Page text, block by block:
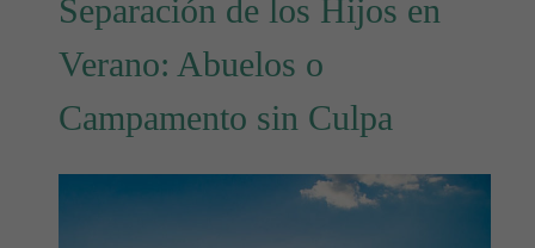
Separación de los Hijos en
Verano: Abuelos o
Campamento sin Culpa